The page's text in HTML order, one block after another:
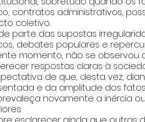
contratos administrativos,
coletivo.
parte das supostas
debates populares e
momento, não se
respostas claras à
de que, desta vez,
e da amplitude dos
novamente a inércia